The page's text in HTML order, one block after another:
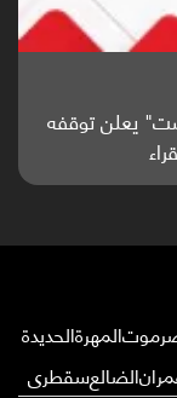
بدراسة
المهرةالحديدة
الضالعسقطرى